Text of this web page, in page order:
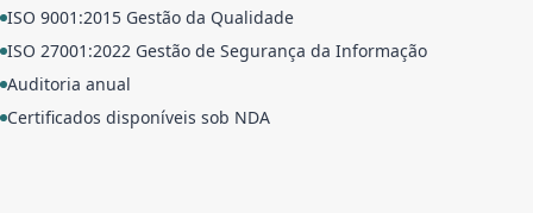
ISO 9001:2015 Gestão da Qualidade
ISO 27001:2022 Gestão de Segurança da Informação
Auditoria anual
Certificados disponíveis sob NDA